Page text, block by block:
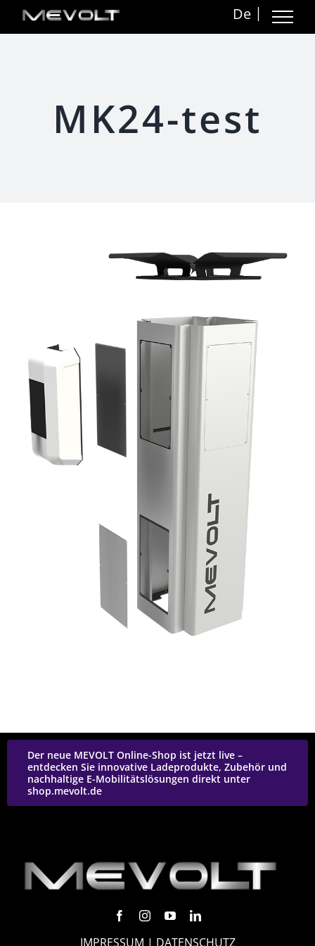
De
Zum
MK24-test
Der neue MEVOLT Online-Shop ist jetzt live –
entdecken Sie innovative Ladeprodukte, Zubehör und
nachhaltige E-Mobilitätslösungen direkt unter
shop.mevolt.de
IMPRESSUM | DATENSCHUTZ